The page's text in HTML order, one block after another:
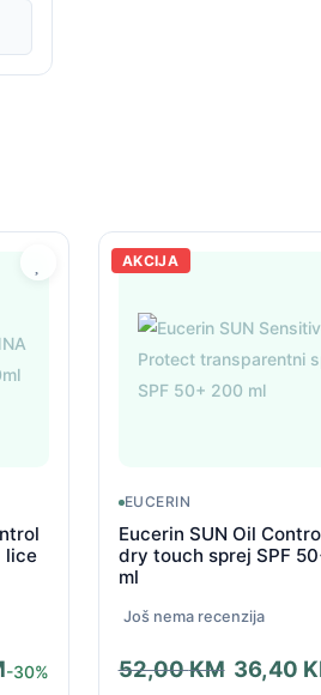
lice
-30%
AKCIJA
EUCERIN
Eucerin SUN Oil
dry touch sprej SPF
ml
Još nema recenzija
52,00KM
Izvorna
36,40
Trenutna